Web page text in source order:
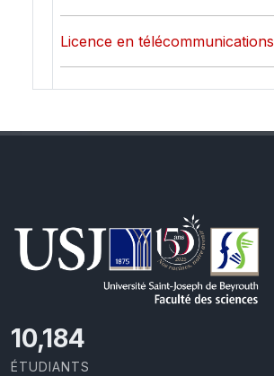
Licence en télécommunications
11,110
ÉTUDIANTS